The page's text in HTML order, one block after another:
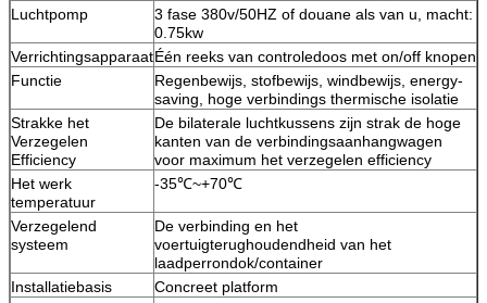
Luchtpomp
3 fase 380v/50HZ of douane als van u, macht:
0.75kw
VerrichtingsapparaatÉén reeks van controledoos met on/off knopen
Functie
Regenbewijs, stofbewijs, windbewijs, energy-
saving, hoge verbindings thermische isolatie
Strakke het
Verzegelen
Efficiency
De bilaterale luchtkussens zijn strak de hoge
kanten van de verbindingsaanhangwagen
voor maximum het verzegelen efficiency
Het werk
temperatuur
-35℃~+70℃
Verzegelend
systeem
De verbinding en het
voertuigterughoudendheid van het
laadperrondok/container
Installatiebasis
Concreet platform